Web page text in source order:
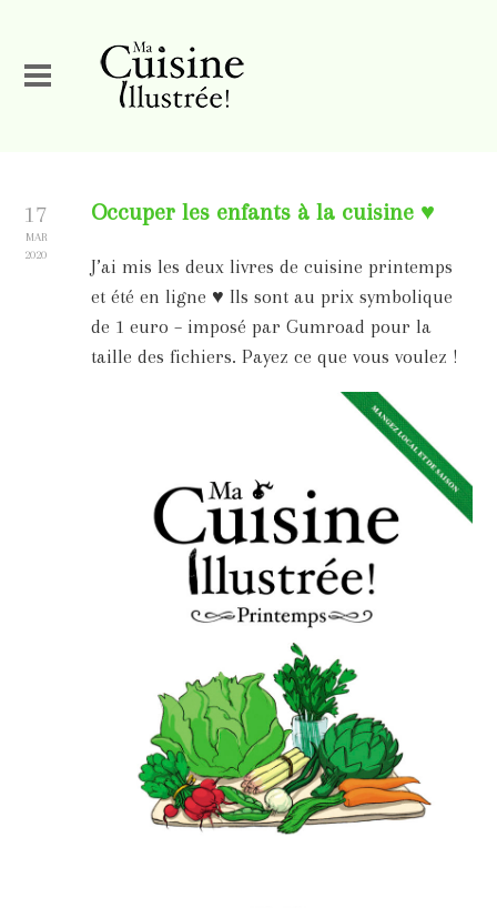
17
MAR
2020
Occuper les enfants à la cuisine ♥
J’ai mis les deux livres de cuisine printemps
et été en ligne ♥ Ils sont au prix symbolique
de 1 euro – imposé par Gumroad pour la
taille des fichiers. Payez ce que vous voulez !